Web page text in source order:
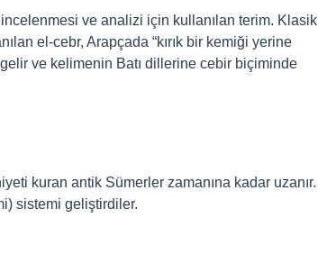
ve analizi için kullanılan terim. Klasik
el-cebr, Arapçada “kırık bir kemiği yerine
gelir ve kelimenin Batı dillerine cebir biçiminde
kuran antik Sümerler zamanına kadar uzanır.
sistemi geliştirdiler.